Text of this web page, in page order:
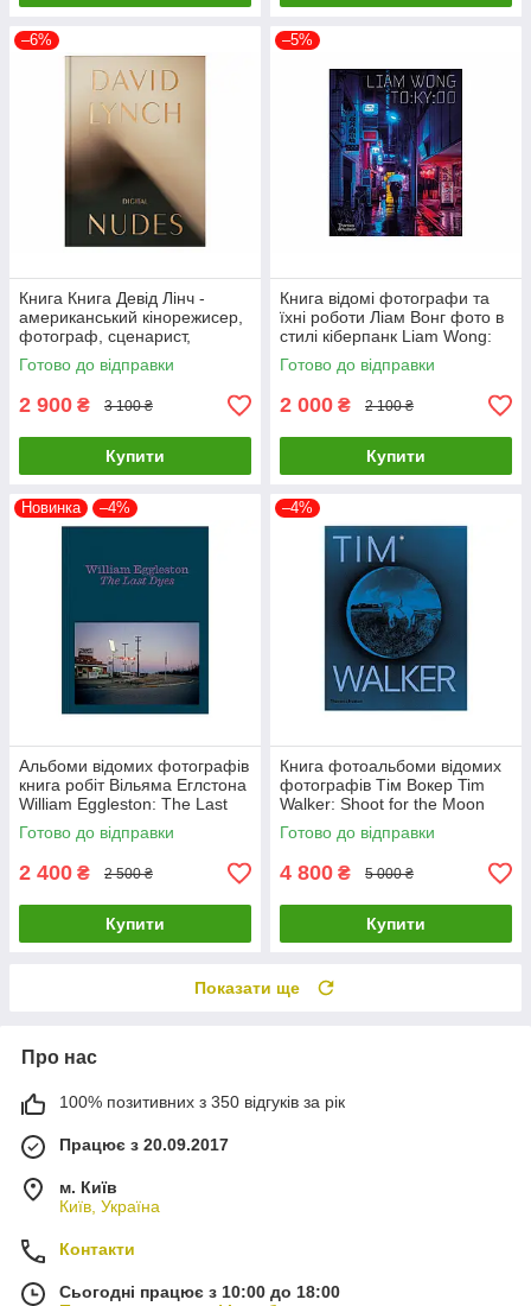
–6%
Книга Книга Девід Лінч -
американський кінорежисер,
фотограф, сценарист,
художник, актор. David Lynch.
Digital Nudes
Готово до відправки
2 900 ₴ 3 100 ₴
Купити
–5%
Книга відомі фотографи та
їхні роботи Ліам Вонг фото в
стилі кіберпанк Liam Wong:
TOKYOO (М'яка палітурка)
Готово до відправки
2 000 ₴ 2 100 ₴
Купити
Новинка –4%
Альбоми відомих фотографів
книга робіт Вільяма Еглстона
William Eggleston: The Last
Dyes книги про фотографію
Готово до відправки
2 400 ₴ 2 500 ₴
Купити
–4%
Книга фотоальбоми відомих
фотографів Тім Вокер Tim
Walker: Shoot for the Moon
книги про фешн світлини
Готово до відправки
4 800 ₴ 5 000 ₴
Купити
Показати ще
Про нас
100% позитивних з 350 відгуків за рік
Працює з 20.09.2017
м. Київ
Київ, Україна
Контакти
Сьогодні працює з 10:00 до 18:00